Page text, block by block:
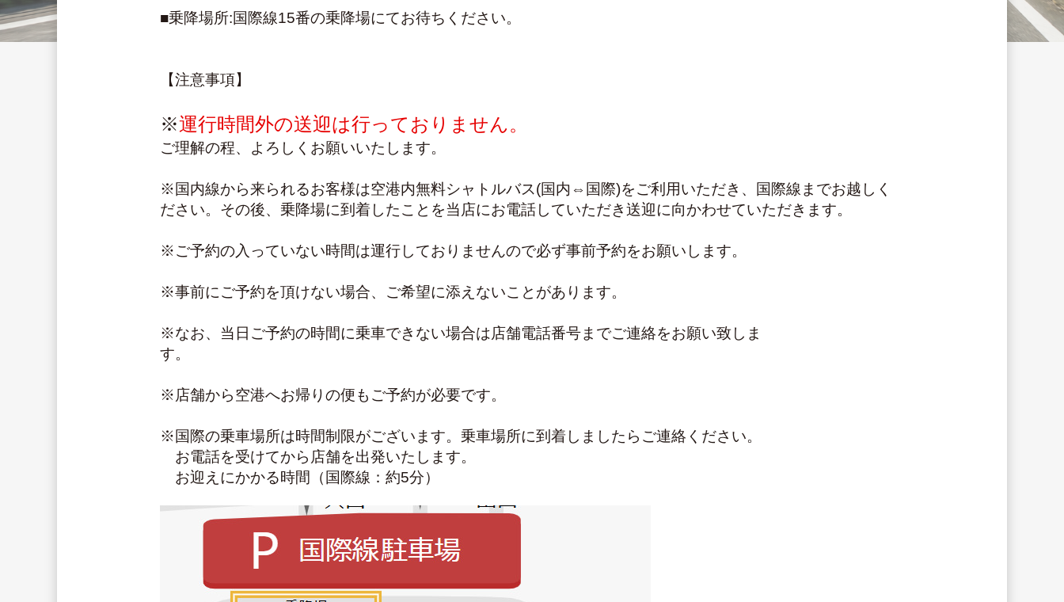
■乗降場所:国際線15番の乗降場にてお待ちください。
【注意事項】
※運行時間外の送迎は行っておりません。
ご理解の程、よろしくお願いいたします。
※国内線から来られるお客様は空港内無料シャトルバス(国内⇔国際)をご利用いただき、国際線までお越しく
ださい。その後、乗降場に到着したことを当店にお電話していただき送迎に向かわせていただきます。
※ご予約の入っていない時間は運行しておりませんので必ず事前予約をお願いします。
※事前にご予約を頂けない場合、ご希望に添えないことがあります。
※なお、当日ご予約の時間に乗車できない場合は店舗電話番号までご連絡をお願い致しま
す。
※店舗から空港へお帰りの便もご予約が必要です。
※国際の乗車場所は時間制限がございます。乗車場所に到着しましたらご連絡ください。
お電話を受けてから店舗を出発いたします。
お迎えにかかる時間（国際線：約5分）